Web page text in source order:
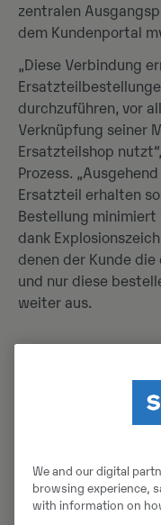
zentralen
dem Kundenportal
„Diese Verbindung
durchzuführen, vor
Verknüpfung seiner
Ersatzteilshop
Prozess.
Ersatzteil erhalten
Bestellung
dank
denen der Kunde die
und nur diese
weiter aus.
Smarte Konzepte,
sämtliche Einsätze
Swecon smartrent,
Swecon
„Ziel ist es, als
We and our digital
browsing experience,
with information on